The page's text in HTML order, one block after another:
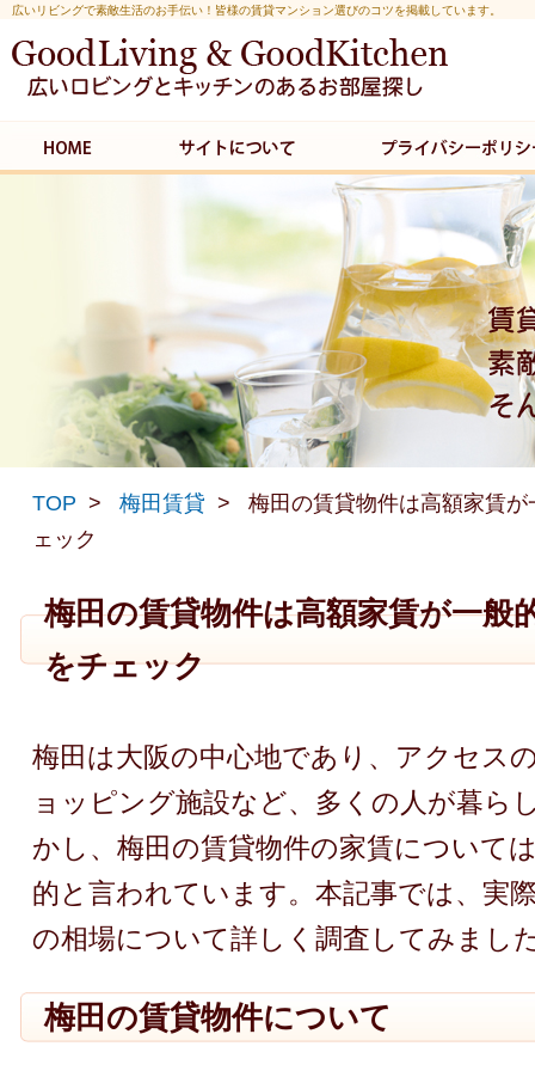
広いリビングで素敵生活のお手伝い！皆様の賃貸マンション選びのコツを掲載しています。
TOP 梅田賃貸
梅田の賃貸物件は高額家賃
ェック
梅田の賃貸物件は高額家賃が一般
をチェック
梅田は大阪の中心地であり、アクセス
ョッピング施設など、多くの人が暮ら
かし、梅田の賃貸物件の家賃について
的と言われています。本記事では、実
の相場について詳しく調査してみまし
梅田の賃貸物件について